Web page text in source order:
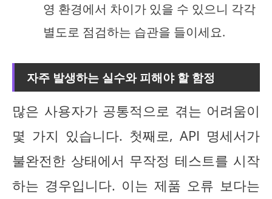
영 환경에서 차이가 있을 수 있으니 각각
별도로 점검하는 습관을 들이세요.
자주 발생하는 실수와 피해야 할 함정
많은 사용자가 공통적으로 겪는 어려움이
몇 가지 있습니다. 첫째로, API 명세서가
불완전한 상태에서 무작정 테스트를 시작
하는 경우입니다. 이는 제품 오류 보다는